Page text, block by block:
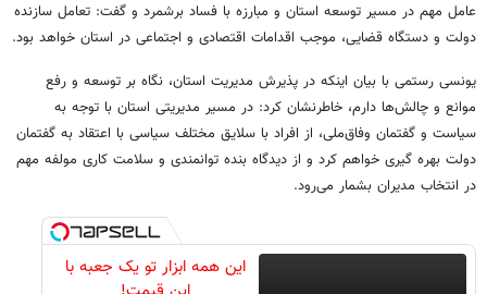
عامل مهم در مسیر توسعه استان و مبارزه با فساد برشمرد و گفت: تعامل سازنده
دولت و دستگاه قضایی، موجب اقدامات اقتصادی و اجتماعی در استان خواهد بود.
یونسی رستمی با بیان اینکه در پذیرش مدیریت استان، نگاه بر توسعه و رفع
موانع و چالش‌ها دارم، خاطرنشان کرد: در مسیر مدیریتی استان با توجه به
سیاست و گفتمان وفاق‌ملی، از افراد با سلایق مختلف سیاسی با اعتقاد به گفتمان
دولت بهره گیری خواهم کرد و از دیدگاه بنده توانمندی و سلامت کاری مولفه مهم
در انتخاب مدیران بشمار می‌رود.
این همه ابزار تو یک جعبه با